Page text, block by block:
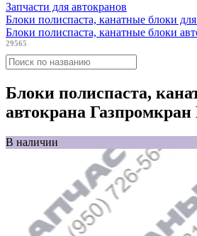
Запчасти для автокранов
Блоки полиспаста, канатные блоки для
Блоки полиспаста, канатные блоки
29565
Блоки полиспаста,
автокрана
В наличии